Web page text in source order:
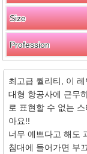
Size
Profession
최고급 퀄리티, 이
대형 항공사에 근무
로 표현할 수 없는
아요!!
너무 예쁘다고 해도
침대에 들어가면 부